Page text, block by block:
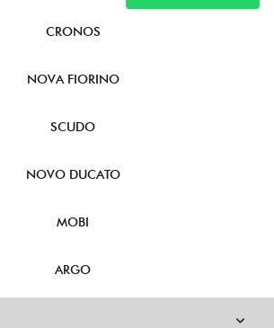
CRONOS
NOVA FIORINO
SCUDO
NOVO DUCATO
MOBI
ARGO